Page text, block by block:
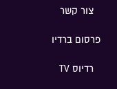
צור קשר
פרסום ברדיו
רדיוס TV